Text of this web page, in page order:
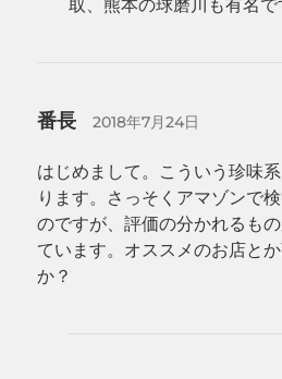
取、熊本の球磨川も有名で
番長 2018年7月24日
はじめまして。こういう珍味
ります。さっそくアマゾンで
のですが、評価の分かれるも
ています。オススメのお店と
か？